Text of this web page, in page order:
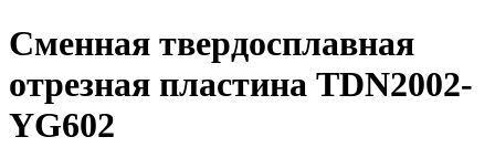
Сменная твердосплавная
отрезная пластина TDN2002-
YG602